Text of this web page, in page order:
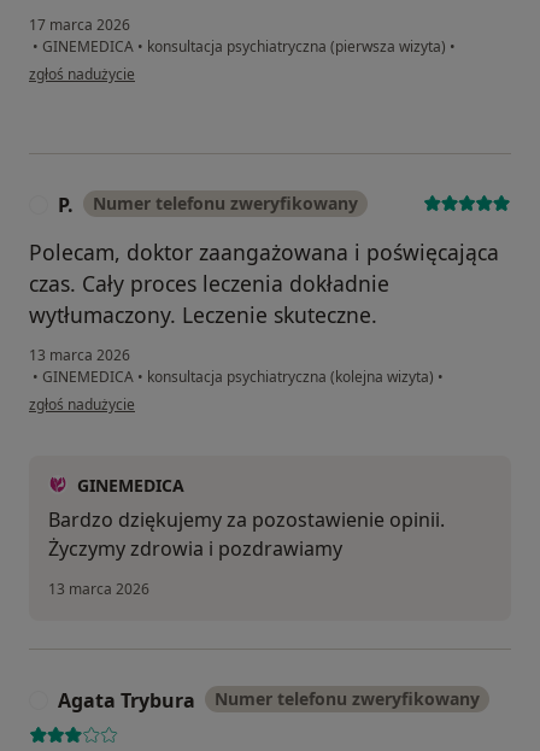
17 marca 2026
• GINEMEDICA • konsultacja psychiatryczna (pierwsza wizyta) •
w opinii użytkownika I.Ł
zgłoś nadużycie
P. Numer telefonu zweryfikowany
Polecam, doktor zaangażowana i poświęcająca
czas. Cały proces leczenia dokładnie
wytłumaczony. Leczenie skuteczne.
13 marca 2026
• GINEMEDICA • konsultacja psychiatryczna (kolejna wizyta) •
w opinii użytkownika P.
zgłoś nadużycie
GINEMEDICA
Bardzo dziękujemy za pozostawienie opinii.
Życzymy zdrowia i pozdrawiamy
13 marca 2026
Agata Trybura Numer telefonu zweryfikowany